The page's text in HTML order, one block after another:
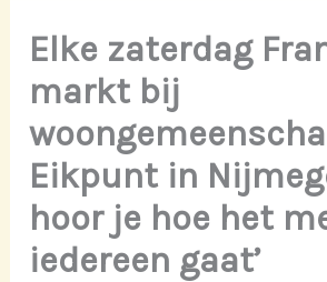
Elke zaterdag
markt bij
Eikpunt in
hoor je hoe het
iedereen gaat’